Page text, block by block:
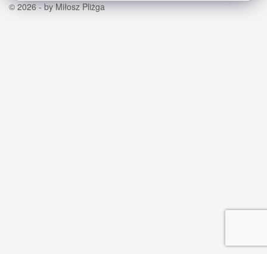
© 2026 - by Miłosz Pliżga